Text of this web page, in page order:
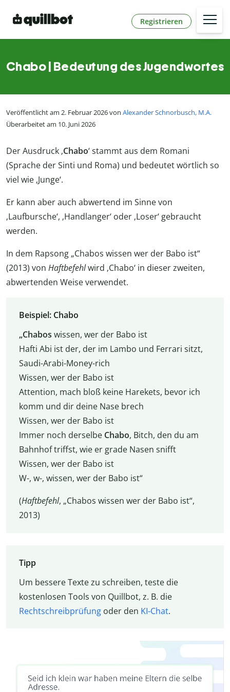
Registrieren
Chabo | Bedeutung des Jugendwortes
Veröffentlicht am 2. Februar 2026 von Alexander Schnorbusch, M.A.
Überarbeitet am 10. Juni 2026
Der Ausdruck ‚Chabo‘ stammt aus dem Romani
(Sprache der Sinti und Roma) und bedeutet wörtlich so
viel wie ‚Junge‘.
Er kann aber auch abwertend im Sinne von
‚Laufbursche‘, ‚Handlanger‘ oder ‚Loser‘ gebraucht
werden.
In dem Rapsong „Chabos wissen wer der Babo ist“
(2013) von Haftbefehlwird ‚Chabo‘ in dieser zweiten,
abwertenden Weise verwendet.
Beispiel: Chabo
„Chabos wissen, wer der Babo ist
Hafti Abi ist der, der im Lambo und Ferrari sitzt,
Saudi-Arabi-Money-rich
Wissen, wer der Babo ist
Attention, mach bloß keine Harekets, bevor ich
komm und dir deine Nase brech
Wissen, wer der Babo ist
Immer noch derselbe Chabo, Bitch, den du am
Bahnhof triffst, wie er grade Nasen snifft
Wissen, wer der Babo ist
W-, w-, wissen, wer der Babo ist“
(Haftbefehl, „Chabos wissen wer der Babo ist“,
2013)
Tipp
Um bessere Texte zu schreiben, teste die
kostenlosen Tools von Quillbot, z. B. die
Rechtschreibprüfungoder den KI-Chat.